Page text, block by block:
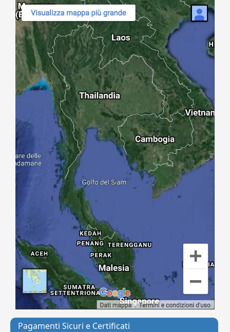
Pagamenti Sicuri e Certificati